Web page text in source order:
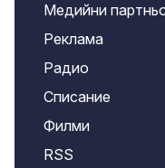
Медийни
Реклама
Радио
Списание
Филми
RSS